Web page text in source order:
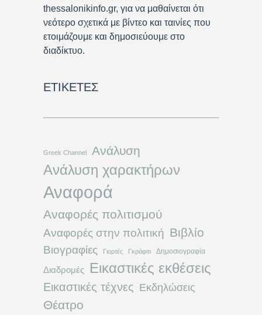
thessalonikinfo.gr, για να μαθαίνεται ότι
νεότερο σχετικά με βίντεο και ταινίες που
ετοιμάζουμε και δημοσιεύουμε στο
διαδίκτυο.
ΕΤΙΚΈΤΕΣ
Greek Channel Ανάλυση
Ανάλυση χαρακτήρων
Αναφορά
Αναφορές πολιτισμού
Αναφορές στην πολιτική Βιβλίο
Βιογραφίες Γιορτές Γκράφιτι Δημοσιογραφία
Διαδρομές Εικαστικές εκθέσεις
Εικαστικές τέχνες Εκδηλώσεις
Θέατρο